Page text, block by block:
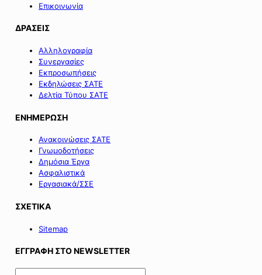
Επικοινωνία
ΔΡΑΣΕΙΣ
Αλληλογραφία
Συνεργασίες
Εκπροσωπήσεις
Εκδηλώσεις ΣΑΤΕ
Δελτία Τύπου ΣΑΤΕ
ΕΝΗΜΕΡΩΣΗ
Ανακοινώσεις ΣΑΤΕ
Γνωμοδοτήσεις
Δημόσια Έργα
Ασφαλιστικά
Εργασιακά/ΣΣΕ
ΣΧΕΤΙΚΑ
Sitemap
ΕΓΓΡΑΦΗ ΣΤΟ NEWSLETTER